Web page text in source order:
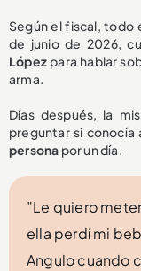
Según el fiscal, todo
de junio de 2026,
López para hablar
arma.
Días después, la
preguntar si conocía
persona por un día.
”Le quiero
ella perdí mi
Angulo cuando